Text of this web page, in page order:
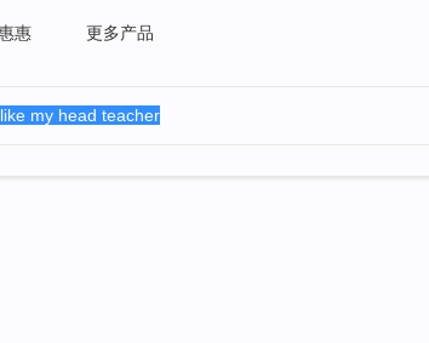
惠 更多产品